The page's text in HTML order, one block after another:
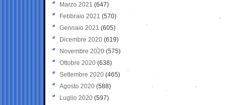
Marzo 2021 (647)
Febbraio 2021 (570)
Gennaio 2021 (605)
Dicembre 2020 (619)
Novembre 2020 (575)
Ottobre 2020 (638)
Settembre 2020(465)
Agosto 2020 (588)
Luglio 2020 (597)